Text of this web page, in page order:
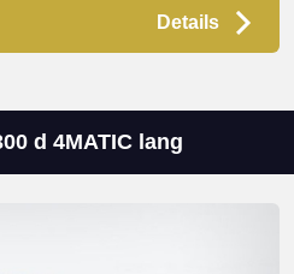
Details
d 4MATIC lang